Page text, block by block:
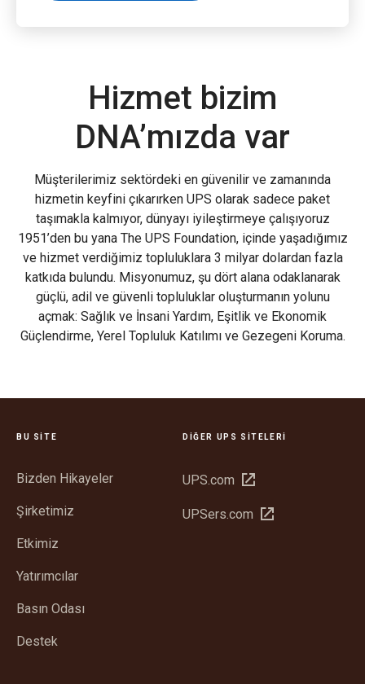
Hizmet bizim
DNA’mızda var
Müşterilerimiz sektördeki en güvenilir ve zamanında
hizmetin keyfini çıkarırken UPS olarak sadece paket
taşımakla kalmıyor, dünyayı iyileştirmeye çalışıyoruz
1951’den bu yana The UPS Foundation, içinde yaşadığımız
ve hizmet verdiğimiz topluluklara 3 milyar dolardan fazla
katkıda bulundu. Misyonumuz, şu dört alana odaklanarak
güçlü, adil ve güvenli topluluklar oluşturmanın yolunu
açmak: Sağlık ve İnsani Yardım, Eşitlik ve Ekonomik
Güçlendirme, Yerel Topluluk Katılımı ve Gezegeni Koruma.
BU SITE
Bizden Hikayeler
Şirketimiz
Etkimiz
Yatırımcılar
Basın Odası
Destek
DIĞER UPS SITELERI
UPS.com Yeni
aç
UPSers.com Yeni